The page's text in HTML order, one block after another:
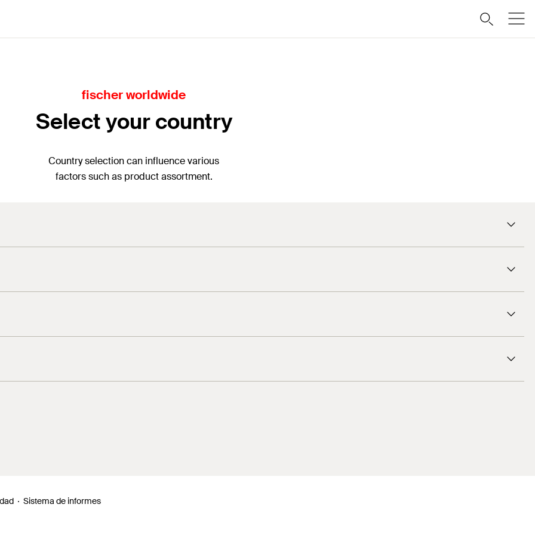
fischer worldwide
Select your country
Country selection can influence various
factors such as product assortment.
Sistema de informes